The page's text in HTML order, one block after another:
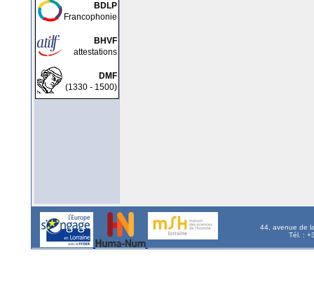
BDLP
Francophonie
BHVF
attestations
DMF
(1330 - 1500)
44, avenue de
Tél. :